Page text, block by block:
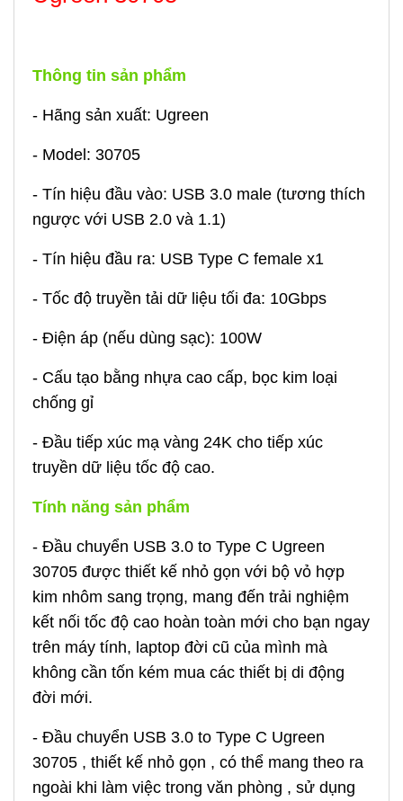
Thông tin sản phẩm
- Hãng sản xuất: Ugreen
- Model: 30705
- Tín hiệu đầu vào: USB 3.0 male (tương thích
ngược với USB 2.0 và 1.1)
- Tín hiệu đầu ra: USB Type C female x1
- Tốc độ truyền tải dữ liệu tối đa: 10Gbps
- Điện áp (nếu dùng sạc): 100W
- Cấu tạo bằng nhựa cao cấp, bọc kim loại
chống gỉ
- Đầu tiếp xúc mạ vàng 24K cho tiếp xúc
truyền dữ liệu tốc độ cao.
Tính năng sản phẩm
- Đầu chuyển USB 3.0 to Type C Ugreen
30705 được thiết kế nhỏ gọn với bộ vỏ hợp
kim nhôm sang trọng, mang đến trải nghiệm
kết nối tốc độ cao hoàn toàn mới cho bạn ngay
trên máy tính, laptop đời cũ của mình mà
không cần tốn kém mua các thiết bị di động
đời mới.
- Đầu chuyển USB 3.0 to Type C Ugreen
30705 , thiết kế nhỏ gọn , có thể mang theo ra
ngoài khi làm việc trong văn phòng , sử dụng